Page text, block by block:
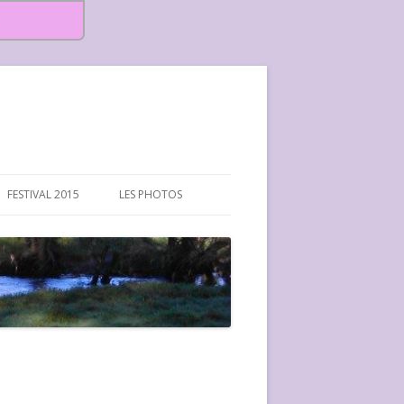
FESTIVAL 2015 LES PHOTOS
FESTIVAL 2016-PHOTOS
FESTIVAL 2017-PHOTOS ET
VIDÉOS